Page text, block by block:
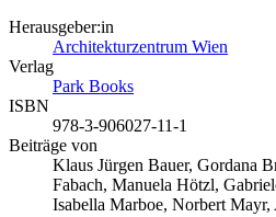
Herausgeber:in
Architekturzentrum Wien
Verlag
Park Books
ISBN
978-3-906027-11-1
Beiträge von
Klaus Jürgen Bauer, Gordana
Fabach, Manuela Hötzl,
Isabella Marboe, Norbert